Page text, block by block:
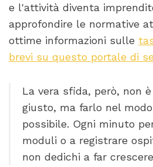
e l'attività diventa
approfondire le normative
ottime informazioni sulle
brevi su questo portale di
La vera sfida, però, non
giusto, ma farlo nel
possibile. Ogni minuto
moduli o a registrare
non dedichi a far